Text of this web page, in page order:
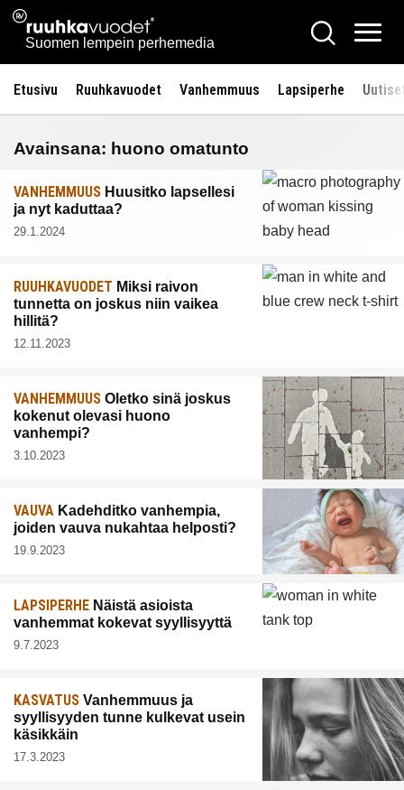
Siirry
sisältöön
Ruuhkavuodet.fi
Suomen lempein perhemedia
Hae
Etusivu Ruuhkavuodet Vanhemmuus Lapsiperhe
Avainsana: huono omatunto
VANHEMMUUS Huusitko lapsellesi
ja nyt kaduttaa?
29.1.2024
RUUHKAVUODET Miksi raivon
tunnetta on joskus niin vaikea
hillitä?
12.11.2023
VANHEMMUUS Oletko sinä joskus
kokenut olevasi huono
vanhempi?
3.10.2023
VAUVA Kadehditko vanhempia,
joiden vauva nukahtaa helposti?
19.9.2023
LAPSIPERHE Näistä asioista
vanhemmat kokevat syyllisyyttä
9.7.2023
KASVATUS Vanhemmuus ja
syyllisyyden tunne kulkevat usein
käsikkäin
17.3.2023